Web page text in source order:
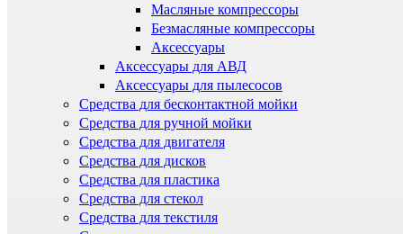
Масляные компрессоры
Безмасляные компрессоры
Аксессуары
Аксессуары для АВД
Аксессуары для пылесосов
Средства для бесконтактной мойки
Средства для ручной мойки
Средства для двигателя
Средства для дисков
Средства для пластика
Средства для стекол
Средства для текстиля